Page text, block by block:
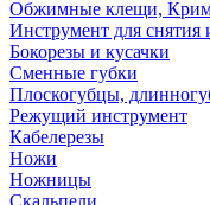
Обжимные клещи,
Инструмент для
Бокорезы и кусачки
Сменные губки
Плоскогубцы,
Режущий инструмент
Кабелерезы
Ножи
Ножницы
Скальпели